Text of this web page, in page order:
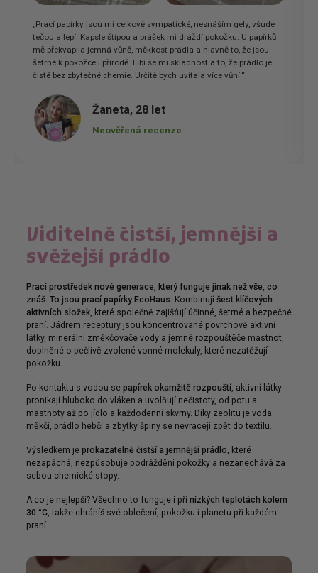
„Prací papírky jsou mi celkově sympatické, nesnáším gely, všude
tečou a lepí. Kapsle štípou a prášek mi dráždí pokožku. U papírků
mě překvapila jemná vůně, měkkost prádla a hlavně to, že jsou
šetrné k pokožce i přírodě. Líbí se mi skladnost a to, že prádlo je
čisté bez zbytečné chemie. Určitě bych uvítala více vůní.“
Žaneta, 28 let
Neověřená recenze
Viditelně čistší, jemnější a
svěžejší prádlo
Prací prostředek nové generace, který funguje jinak než vše, co
znáš. To jsou prací papírky EcoHaus. Kombinují šest klíčových
aktivních složek, které společně zajišťují účinné, šetrné a bezpečné
praní. Jádrem receptury jsou koncentrované povrchově aktivní
látky, minerální změkčovače vody a jemné rozpouštěče mastnot,
doplněné o pečlivě zvolené vonné molekuly, které nezatěžují
pokožku.
Po kontaktu s vodou se papírek okamžitě rozpouští, aktivní látky
pronikají hluboko do vláken a uvolňují nečistoty, od potu a
mastnoty až po jídlo a každodenní skvrny. Díky zeolitu je voda
měkčí, prádlo hebčí a zbytky špíny se nevracejí zpět do textilu.
Výsledkem je prokazatelně čistší a jemnější prádlo , které
nezapáchá, nezpůsobuje podráždění pokožky a nezanechává za
sebou chemické stopy.
A co je nejlepší? Všechno to funguje i při nízkých teplotách kolem
30 °C, takže chráníš své oblečení, pokožku i planetu při každém
praní.